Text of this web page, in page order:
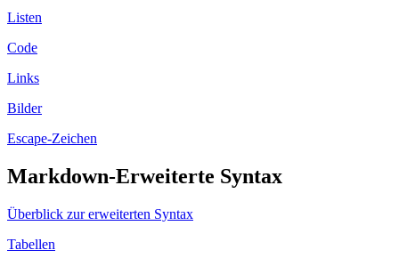
Listen
Code
Links
Bilder
Escape-Zeichen
Markdown-Erweiterte Syntax
Überblick zur erweiterten Syntax
Tabellen